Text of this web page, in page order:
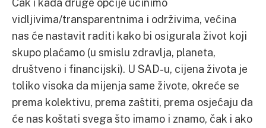
vidljivima/transparentnima i održivima, većina
nas će nastavit raditi kako bi osigurala život koji
skupo plaćamo (u smislu zdravlja, planeta,
društveno i financijski). U SAD-u, cijena života je
toliko visoka da mijenja same živote, okreće se
prema kolektivu, prema zaštiti, prema osjećaju da
će nas koštati svega što imamo i znamo, čak i ako